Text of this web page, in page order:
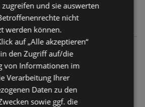
zugreifen und sie auswerten
nicht
werden können.
auf „Alle akzeptieren“
den Zugriff auf/die
von Informationen im
Verarbeitung Ihrer
Daten zu den
sowie ggf. die